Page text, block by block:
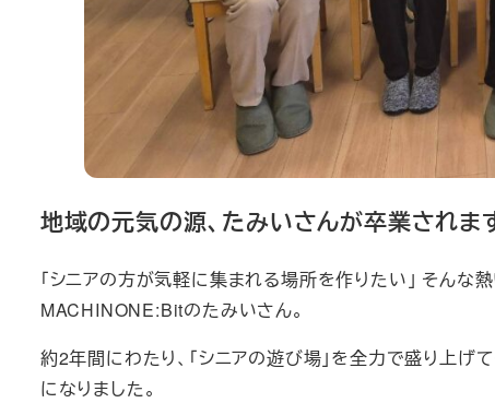
地域の元気の源、たみいさんが卒業されま
「シニアの方が気軽に集まれる場所を作りたい」 そんな
MACHINONE:Bitのたみいさん。
約2年間にわたり、「シニアの遊び場」を全力で盛り上げ
になりました。